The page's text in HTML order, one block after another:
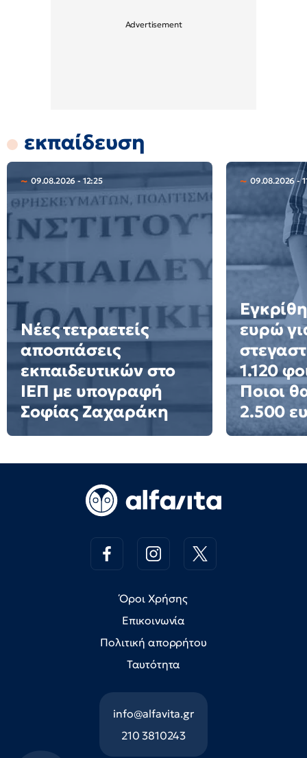
εκπαίδευση
09.08.2026 - 12:25
Νέες τετραετείς
αποσπάσεις
εκπαιδευτικών στο
ΙΕΠ με υπογραφή
Σοφίας Ζαχαράκη
09.08.2026 -
ευρώ
1.120
Ποιοι
2.500
Όροι Χρήσης
Επικοινωνία
Πολιτική απορρήτου
Ταυτότητα
info@alfavita.gr
210 3810243